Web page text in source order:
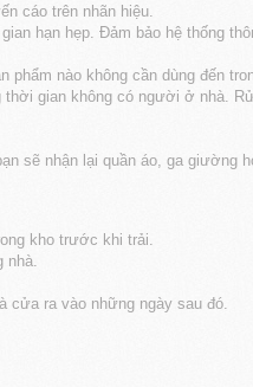
cáo trên nhãn hiệu.
hạn hẹp. Đảm bảo hệ thống
nào không cần dùng đến
gian không có người ở nhà.
sẽ nhận lại quần áo, ga giường
kho trước khi trải.
ra vào những ngày sau đó.